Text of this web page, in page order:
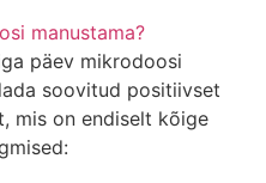
manustama?
päev mikrodoosi
soovitud positiivset
mis on endiselt kõige